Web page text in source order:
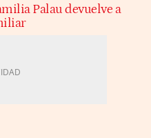
Palau devuelve a